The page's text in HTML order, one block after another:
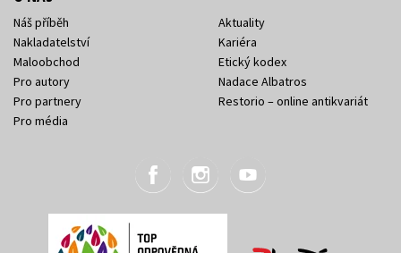
Náš příběh
Nakladatelství
Maloobchod
Pro autory
Pro partnery
Pro média
Aktuality
Kariéra
Etický kodex
Nadace Albatros
Restorio – online antikvariát